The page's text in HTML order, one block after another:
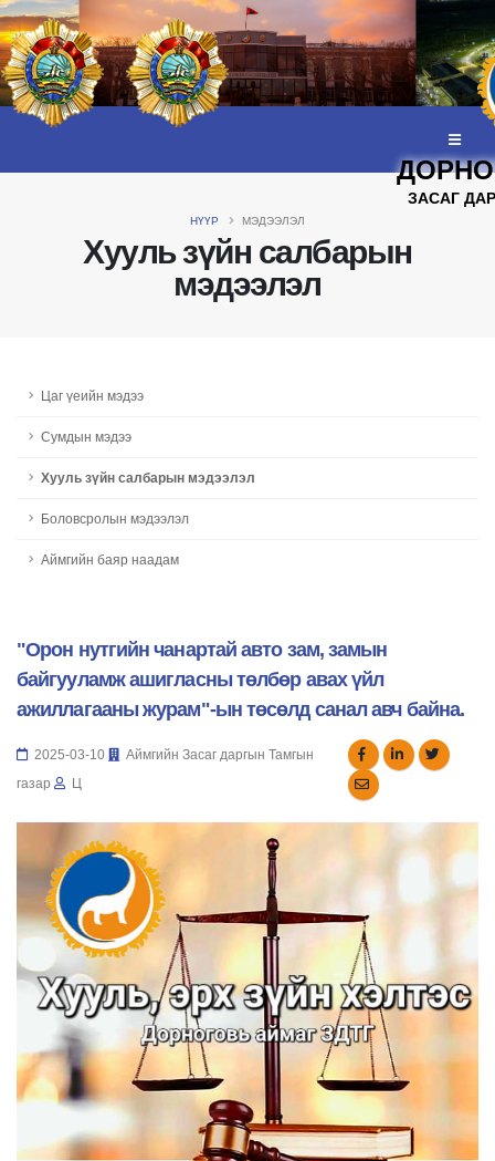
ЗАСАГ
Хууль зүйн салбарын
мэдээлэл
НҮҮР МЭДЭЭЛЭЛ
Цаг үеийн мэдээ
Сумдын мэдээ
Хууль зүйн салбарын мэдээлэл
Боловсролын мэдээлэл
Аймгийн баяр наадам
"Орон нутгийн чанартай авто зам, замын
байгууламж ашигласны төлбөр авах үйл
ажиллагааны журам"-ын төсөлд санал авч байна.
2025-03-10
Аймгийн Засаг даргын Тамгын
газар
Ц